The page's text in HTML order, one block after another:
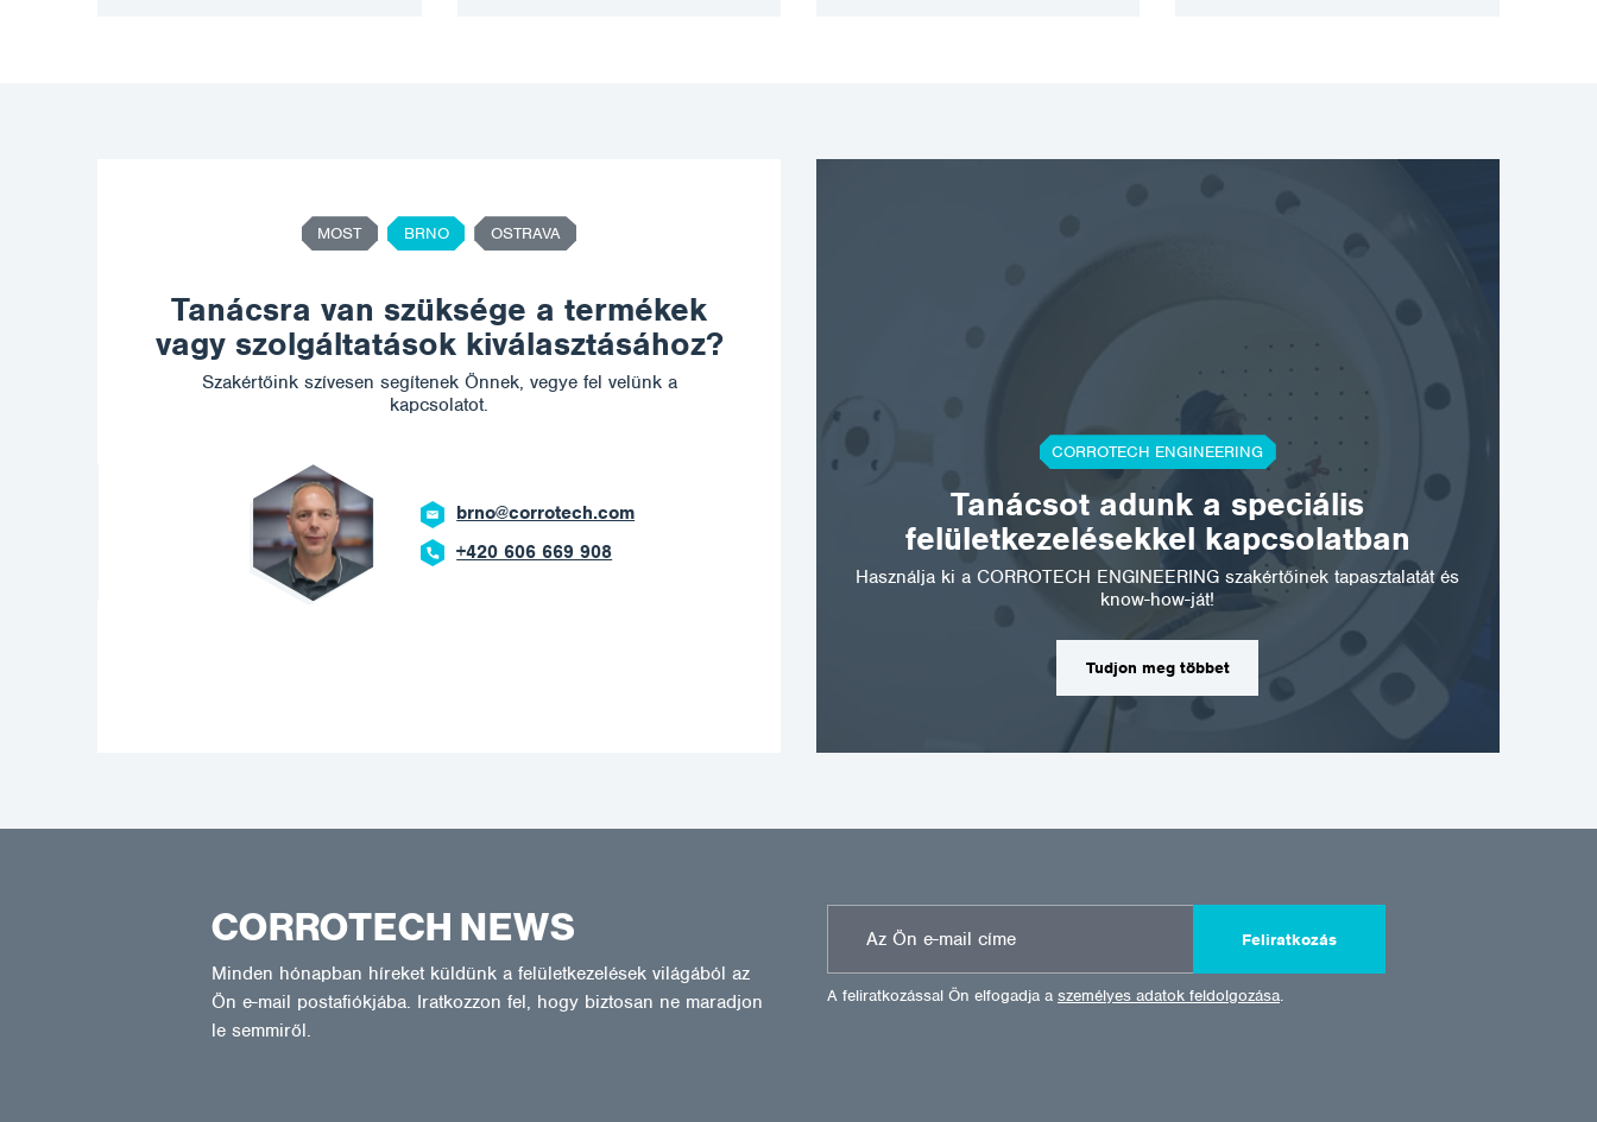
MOST BRNO OSTRAVA
Tanácsra van szüksége a termékek
vagy szolgáltatások kiválasztásához?
Szakértőink szívesen segítenek Önnek, vegye fel velünk a
kapcsolatot.
ostrava@corrotech.com
+420 602 789 403
CORROTECH ENGINEERING
Tanácsot adunk a speciális
felületkezelésekkel kapcsolatban
Használja ki a CORROTECH ENGINEERING szakértőinek tapasztalatát és
know-how-ját!
Tudjon meg többet
CORROTECH NEWS
Minden hónapban híreket küldünk a felületkezelések világából az
Ön e-mail postafiókjába. Iratkozzon fel, hogy biztosan ne maradjon
le semmiről.
Feliratkozás
A feliratkozással Ön elfogadja a személyes adatok feldolgozása.